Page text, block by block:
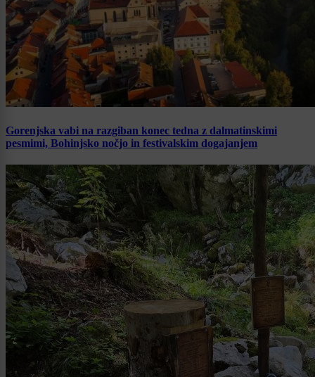
Gorenjska vabi na razgiban konec tedna z dalmatinskimi
pesmimi, Bohinjsko nočjo in festivalskim dogajanjem